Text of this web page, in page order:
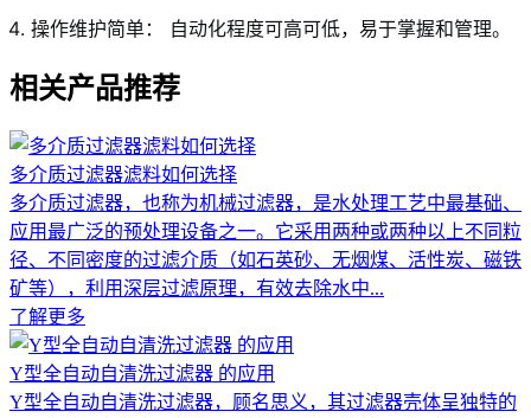
操作维护简单： 自动化程度可高可低，易于掌握和管理。
相关产品推荐
多介质过滤器滤料如何选择
多介质过滤器，也称为机械过滤器，是水处理工艺中最基础、
应用最广泛的预处理设备之一。它采用两种或两种以上不同粒
径、不同密度的过滤介质（如石英砂、无烟煤、活性炭、磁铁
矿等），利用深层过滤原理，有效去除水中...
了解更多
Y型全自动自清洗过滤器 的应用
Y型全自动自清洗过滤器，顾名思义，其过滤器壳体呈独特的